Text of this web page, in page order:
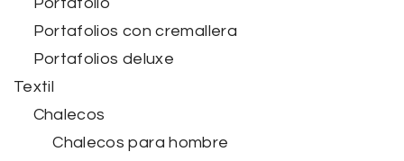
Portafolios con cremallera
Portafolios deluxe
Textil
Chalecos
Chalecos para hombre